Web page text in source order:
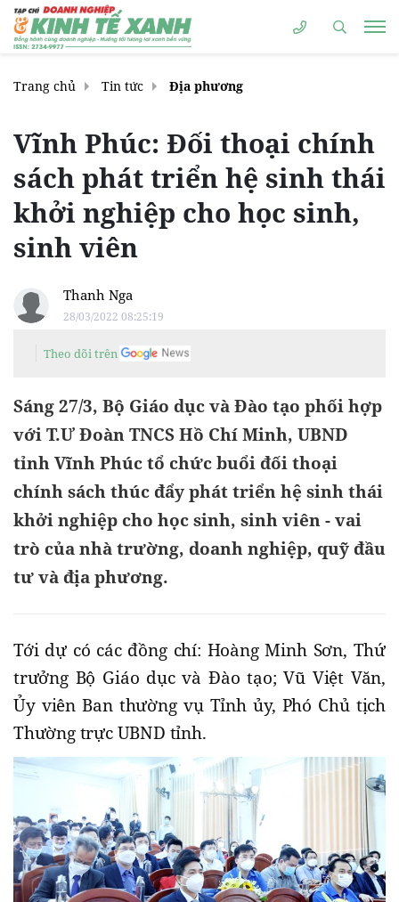
Trang chủ Tin tức Địa phương
Vĩnh Phúc: Đối thoại chính
sách phát triển hệ sinh thái
khởi nghiệp cho học sinh,
sinh viên
Thanh Nga
28/03/2022 08:25:19
Theo dõi trên
Sáng 27/3, Bộ Giáo dục và Đào tạo phối hợp
với T.Ư Đoàn TNCS Hồ Chí Minh, UBND
tỉnh Vĩnh Phúc tổ chức buổi đối thoại
chính sách thúc đẩy phát triển hệ sinh thái
khởi nghiệp cho học sinh, sinh viên - vai
trò của nhà trường, doanh nghiệp, quỹ đầu
tư và địa phương.
Tới dự có các đồng chí: Hoàng Minh Sơn, Thứ
trưởng Bộ Giáo dục và Đào tạo; Vũ Việt Văn,
Ủy viên Ban thường vụ Tỉnh ủy, Phó Chủ tịch
Thường trực UBND tỉnh.